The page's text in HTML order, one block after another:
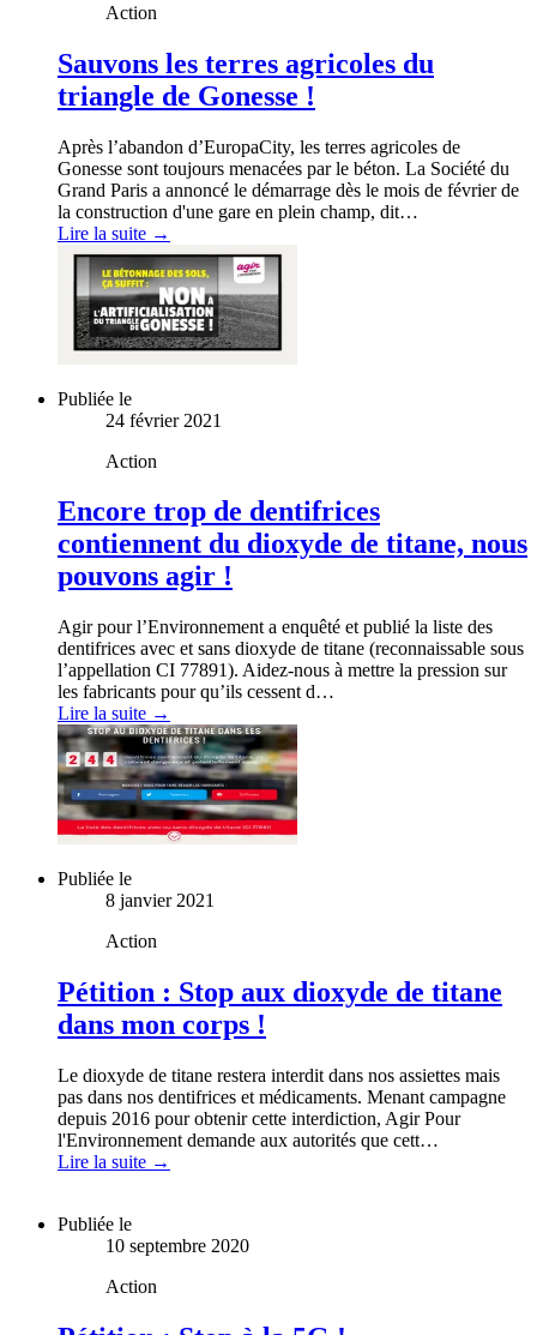
Action
Sauvons les terres agricoles du
triangle de Gonesse !
Après l’abandon d’EuropaCity, les terres agricoles de
Gonesse sont toujours menacées par le béton. La Société du
Grand Paris a annoncé le démarrage dès le mois de février de
la construction d'une gare en plein champ, dit…
Lire la suite →
Publiée le
24 février 2021
Action
Encore trop de dentifrices
contiennent du dioxyde de titane, nous
pouvons agir !
Agir pour l’Environnement a enquêté et publié la liste des
dentifrices avec et sans dioxyde de titane (reconnaissable sous
l’appellation CI 77891). Aidez-nous à mettre la pression sur
les fabricants pour qu’ils cessent d…
Lire la suite →
Publiée le
8 janvier 2021
Action
Pétition : Stop aux dioxyde de titane
dans mon corps !
Le dioxyde de titane restera interdit dans nos assiettes mais
pas dans nos dentifrices et médicaments. Menant campagne
depuis 2016 pour obtenir cette interdiction, Agir Pour
l'Environnement demande aux autorités que cett…
Lire la suite →
Publiée le
10 septembre 2020
Action